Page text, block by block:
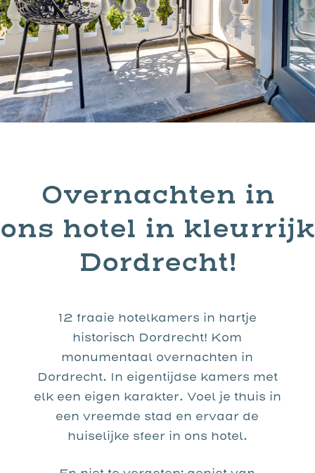
Overnachten in
ons hotel in kleurrijk
Dordrecht!
12 fraaie hotelkamers in hartje
historisch Dordrecht! Kom
monumentaal overnachten in
Dordrecht. In eigentijdse kamers met
elk een eigen karakter. Voel je thuis in
een vreemde stad en ervaar de
huiselijke sfeer in ons hotel.